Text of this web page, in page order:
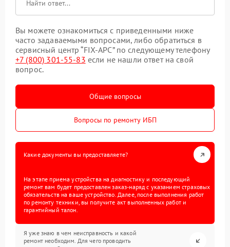
Вы можете ознакомиться с приведенными ниже
часто задаваемыми вопросами, либо обратиться в
сервисный центр “FIX-APC” по следующему телефону
+7 (800) 301-55-83 если не нашли ответ на свой
вопрос.
Общие вопросы
Вопросы по ремонту ИБП
Какие документы вы предоставляете?
На этапе приема устройства на диагностику и последующий
ремонт вам будет предоставлен заказ-наряд с указанием страховых
обязательств на ваше устройство. Далее, после выполнения работ
по ремонту техники, вы получите акт выполненных работ и
гарантийный талон.
Я уже знаю в чем неисправность и какой
ремонт необходим. Для чего проводить